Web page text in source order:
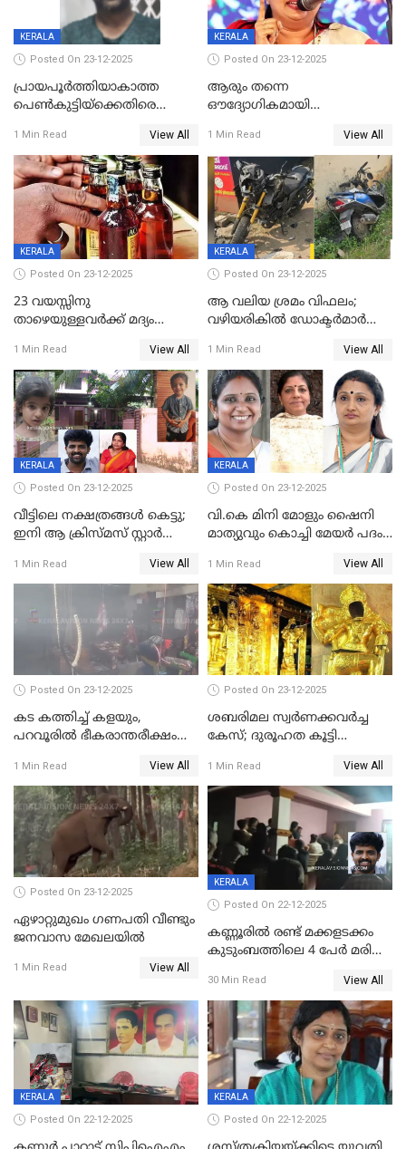
KERALA
Posted On 23-12-2025
പ്രായപൂർത്തിയാകാത്ത
പെൺകുട്ടിയ്ക്കെതിരെ
59 വർഷം തടവും 90,൦൦൦ രൂപ
പിഴയും ശിക്ഷ
1 Min Read View All
KERALA
Posted On 23-12-2025
ആരും തന്നെ
ഔദ്യോഗികമായി
കണ്ടെത്താൻ ഇന്ന് കോർ
കമ്മിറ്റി കൂടിയില്ല';
അതൃപ്തിയുമായി ദീപ്തി മേരി
വർഗീസ്
1 Min Read View All
KERALA
Posted On 23-12-2025
23 വയസ്സിനു
താഴെയുള്ളവർക്ക് മദ്യം
നടപടി;സ്ഥാപനങ്ങൾക്കെതിരെ
രണ്ട് കേസുകൾ
1 Min Read View All
KERALA
Posted On 23-12-2025
ആ വലിയ ശ്രമം വിഫലം;
വഴിയരികില്‍ ‌ഡോക്ടര്‍മാര്‍
മരണത്തിന് കീഴടങ്ങി
1 Min Read View All
KERALA
Posted On 23-12-2025
വീട്ടിലെ നക്ഷത്രങ്ങൾ കെട്ടു;
ഇനി ആ ക്രിസ്മസ് സ്റ്റാർ
വേണ്ടിയുള്ള
പിടിവലിക്കിടയിൽ
അപ്പൂപ്പനെതിരെ പോക്സോ
കേസ് ഒടുവിൽ 4 ജീവനുകൾ
പൊലിഞ്ഞു
1 Min Read View All
KERALA
Posted On 23-12-2025
വി.കെ മിനി മോളും ഷൈനി
മാത്യുവും കൊച്ചി മേയർ പദം
മേയറാകില്ല
1 Min Read View All
Posted On 23-12-2025
കട കത്തിച്ച് കളയും,
പറവൂരില്‍ ഭീകരാന്തരീക്ഷം
1 Min Read View All
Posted On 23-12-2025
ശബരിമല സ്വര്‍ണക്കവര്‍ച്ച
കേസ്; ദുരൂഹത കൂട്ടി
1 Min Read View All
Posted On 23-12-2025
ഏഴാറ്റുമുഖം ഗണപതി വീണ്ടും
ജനവാസ മേഖലയിൽ
1 Min Read View All
KERALA
Posted On 22-12-2025
കണ്ണൂരിൽ രണ്ട് മക്കളടക്കം
കുടുംബത്തിലെ 4 പേർ മരിച്ച
30 Min Read View All
KERALA
Posted On 22-12-2025
KERALA
Posted On 22-12-2025